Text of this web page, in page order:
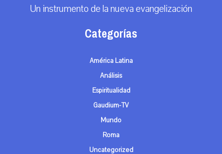
Un instrumento de la nueva evangelización
Categorías
América Latina
Análisis
Espiritualidad
Gaudium-TV
Mundo
Roma
Uncategorized